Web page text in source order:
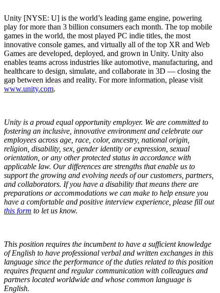
Unity [NYSE: U] is the world’s leading game engine, powering
play for more than 3 billion consumers each month. The top mobile
games in the world, the most played PC indie titles, the most
innovative console games, and virtually all of the top XR and Web
Games are developed, deployed, and grown in Unity. Unity also
enables teams across industries like automotive, manufacturing, and
healthcare to design, simulate, and collaborate in 3D — closing the
gap between ideas and reality. For more information, please visit
www.unity.com.
Unity is a proud equal opportunity employer. We are committed to
fostering an inclusive, innovative environment and celebrate our
employees across age, race, color, ancestry, national origin,
religion, disability, sex, gender identity or expression, sexual
orientation, or any other protected status in accordance with
applicable law. Our differences are strengths that enable us to
support the growing and evolving needs of our customers, partners,
and collaborators. If you have a disability that means there are
preparations or accommodations we can make to help ensure you
have a comfortable and positive interview experience, please fill out
this form to let us know.
This position requires the incumbent to have a sufficient knowledge
of English to have professional verbal and written exchanges in this
language since the performance of the duties related to this position
requires frequent and regular communication with colleagues and
partners located worldwide and whose common language is
English.